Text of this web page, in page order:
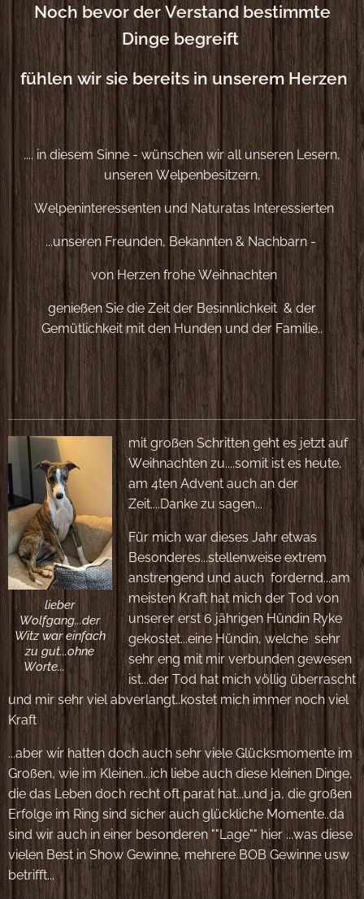
Noch bevor der Verstand bestimmte
Dinge begreift
fühlen wir sie bereits in unserem Herzen
💛
.... in diesem Sinne - wünschen wir all unseren Lesern,
unseren Welpenbesitzern,
Welpeninteressenten und Naturatas Interessierten
...unseren Freunden, Bekannten & Nachbarn -
von Herzen frohe Weihnachten
genießen Sie die Zeit der Besinnlichkeit & der
Gemütlichkeit mit den Hunden und der Familie..
🎄
lieber
Wolfgang...der
Witz war einfach
zu gut...ohne
Worte...🤪🥰
mit großen Schritten geht es jetzt auf
Weihnachten zu....somit ist es heute,
am 4ten Advent auch an der
Zeit....Danke zu sagen...
Für mich war dieses Jahr etwas
Besonderes...stellenweise extrem
anstrengend und auch fordernd...am
meisten Kraft hat mich der Tod von
unserer erst 6 jährigen Hündin Ryke
gekostet...eine Hündin, welche sehr
sehr eng mit mir verbunden gewesen
ist...der Tod hat mich völlig überrascht
und mir sehr viel abverlangt..kostet mich immer noch viel
Kraft
...aber wir hatten doch auch sehr viele Glücksmomente im
Großen, wie im Kleinen...ich liebe auch diese kleinen Dinge,
die das Leben doch recht oft parat hat...und ja, die großen
Erfolge im Ring sind sicher auch glückliche Momente..da
sind wir auch in einer besonderen ""Lage"" hier ...was diese
vielen Best in Show Gewinne, mehrere BOB Gewinne usw
betrifft...